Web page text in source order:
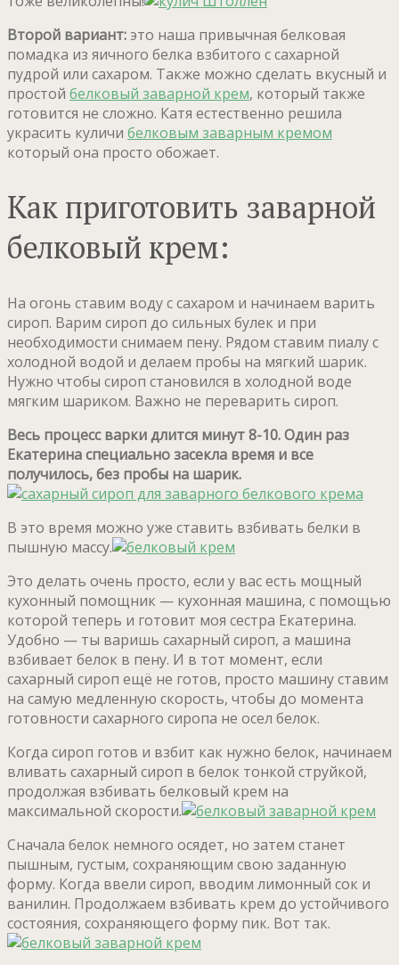
Второй вариант: это наша привычная белковая
помадка из яичного белка взбитого с сахарной
пудрой или сахаром. Также можно сделать вкусный и
простой белковый заварной крем, который также
готовится не сложно. Катя естественно решила
украсить куличи белковым заварным кремом
который она просто обожает.
Как приготовить заварной
белковый крем:
На огонь ставим воду с сахаром и начинаем варить
сироп. Варим сироп до сильных булек и при
необходимости снимаем пену. Рядом ставим пиалу с
холодной водой и делаем пробы на мягкий шарик.
Нужно чтобы сироп становился в холодной воде
мягким шариком. Важно не переварить сироп.
Весь процесс варки длится минут 8-10. Один раз
Екатерина специально засекла время и все
получилось, без пробы на шарик.
В это время можно уже ставить взбивать белки в
пышную массу.
Это делать очень просто, если у вас есть мощный
кухонный помощник — кухонная машина, с помощью
которой теперь и готовит моя сестра Екатерина.
Удобно — ты варишь сахарный сироп, а машина
взбивает белок в пену. И в тот момент, если
сахарный сироп ещё не готов, просто машину ставим
на самую медленную скорость, чтобы до момента
готовности сахарного сиропа не осел белок.
Когда сироп готов и взбит как нужно белок, начинаем
вливать сахарный сироп в белок тонкой струйкой,
продолжая взбивать белковый крем на
максимальной скорости.
Сначала белок немного осядет, но затем станет
пышным, густым, сохраняющим свою заданную
форму. Когда ввели сироп, вводим лимонный сок и
ванилин. Продолжаем взбивать крем до устойчивого
состояния, сохраняющего форму пик. Вот так.